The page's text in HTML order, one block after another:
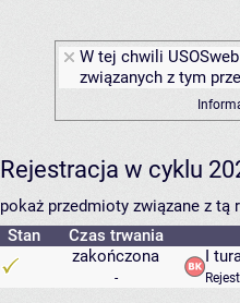
W tej chwili
związanych z tym
Rejestracja w cyklu
pokaż przedmioty związane z tą
Stan
Czas trwania
zakończona
-
I tura